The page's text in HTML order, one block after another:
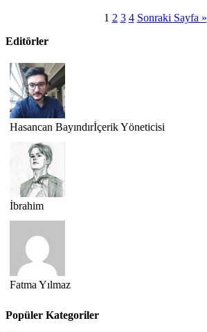
1 2 3 4 Sonraki Sayfa »
Editörler
Hasancan Bayındırİçerik Yöneticisi
İbrahim
Fatma Yılmaz
Popüler Kategoriler